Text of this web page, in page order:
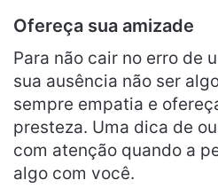
Ofereça sua amizade
Para não cair no erro de
sua ausência não ser
sempre empatia e
presteza. Uma dica de
com atenção quando a
algo com você.